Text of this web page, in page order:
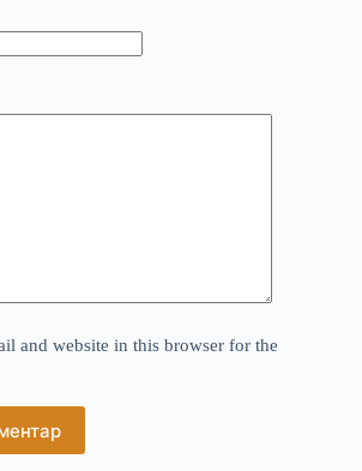
and website in this browser for the